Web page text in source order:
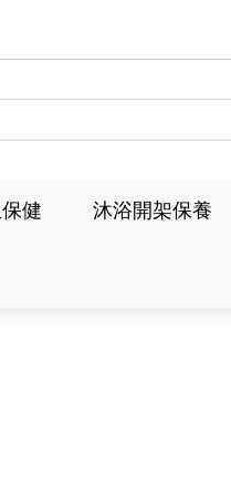
健 沐浴開架保養